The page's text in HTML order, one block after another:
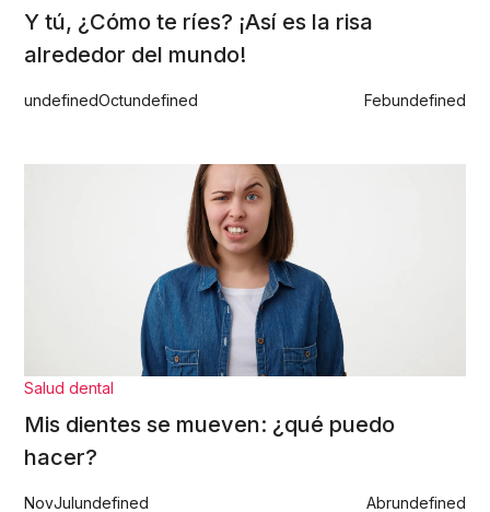
Y tú, ¿Cómo te ríes? ¡Así es la risa
alrededor del mundo!
undefinedOctundefined Febundefined
Salud dental
Mis dientes se mueven: ¿qué puedo
hacer?
NovJulundefined Abrundefined